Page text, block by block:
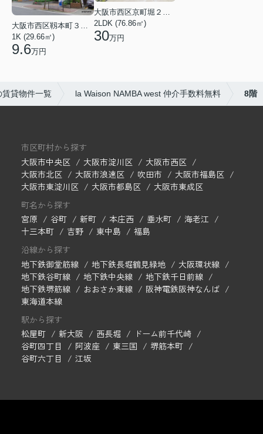
大阪市西区靱本町３丁目
1K (29.66㎡)
9.6万円
2LDK (76.86㎡)
30万円
貸物件一覧 la Waison NAMBA west 仲介手数料無料 8階
市区町村から探す
大阪市中央区
大阪市淀川区
大阪市西区
大阪市北区
大阪市浪速区 吹田市
大阪市福島区
大阪市東淀川区
大阪市都島区
大阪市東成区
町名から探す
宮原
谷町 新町 本庄西 垂水町
海老江
十三本町
吉野 東中島
福島
沿線から探す
地下鉄御堂筋線
地下鉄長堀鶴見緑地
大阪環状線
地下鉄谷町線
地下鉄中央線
地下鉄千日前線
地下鉄堺筋線
おおさか東線
阪神電鉄阪神なんば
東海道本線
駅から探す
松屋町
新大阪 西長堀
ドーム前千代崎
谷町四丁目
阿波座 東三国
堺筋本町
谷町六丁目
江坂